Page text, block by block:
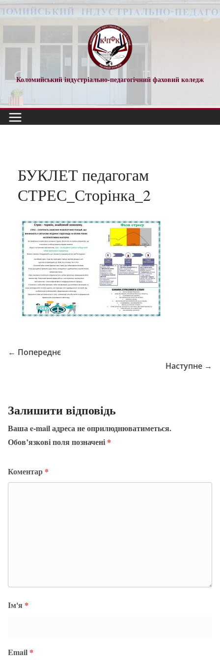
Перейти
до
Коломийський індустріально-педагогічний фаховий коледж
БУКЛЕТ педагогам
СТРЕС_Сторінка_2
← Попереднє
Наступне →
Залишити відповідь
Ваша e-mail адреса не оприлюднюватиметься.
Обов’язкові поля позначені *
Коментар *
Ім'я *
Email *